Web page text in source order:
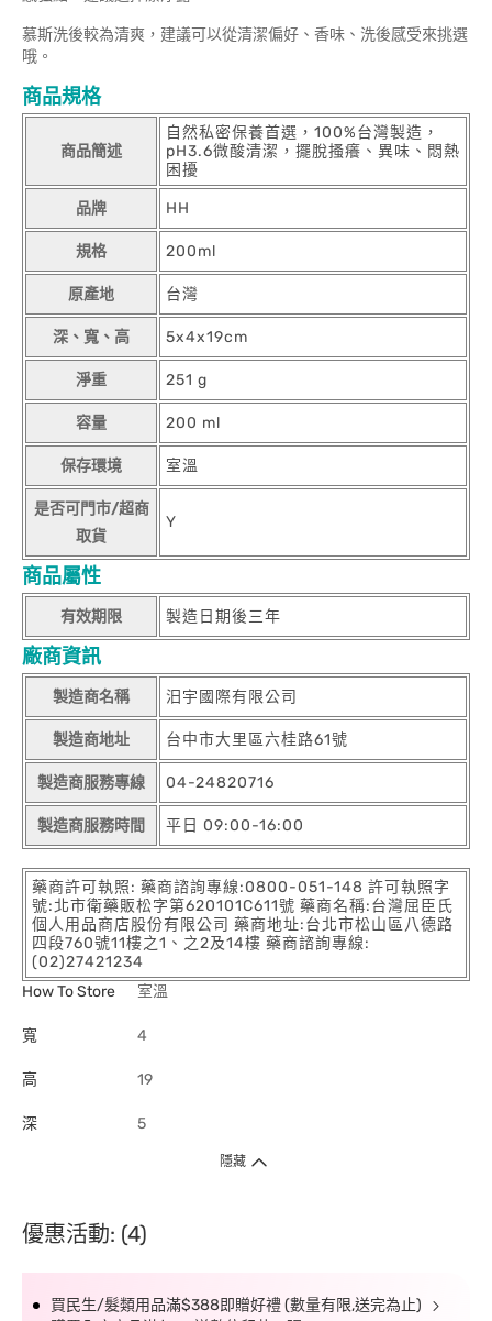
慕斯洗後較為清爽，建議可以從清潔偏好、香味、洗後感受來挑選
哦。
商品規格
商品簡述
自然私密保養首選，100%台灣製造，
pH3.6微酸清潔，擺脫搔癢、異味、悶熱
困擾
品牌 HH
規格 200ml
原產地 台灣
深、寬、高 5x4x19cm
淨重 251 g
容量 200 ml
保存環境 室溫
是否可門市/超商
取貨
Y
商品屬性
有效期限 製造日期後三年
廠商資訊
製造商名稱 汨宇國際有限公司
製造商地址 台中市大里區六桂路61號
製造商服務專線 04-24820716
製造商服務時間 平日 09:00-16:00
藥商許可執照: 藥商諮詢專線:0800-051-148 許可執照字
號:北市衛藥販松字第620101C611號 藥商名稱:台灣屈臣氏
個人用品商店股份有限公司 藥商地址:台北市松山區八德路
四段760號11樓之1、之2及14樓 藥商諮詢專線:
(02)27421234
How To Store
室溫
寬 4
高 19
深 5
隱藏
優惠活動: (4)
買民生/髮類用品滿$388即贈好禮 (數量有限,送完為止)